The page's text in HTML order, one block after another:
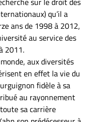
qu’il a
ans de 1998 à 2012,
au service des
2011.
aux diversités
en effet la vie du
fidèle à sa
au rayonnement
sa carrière